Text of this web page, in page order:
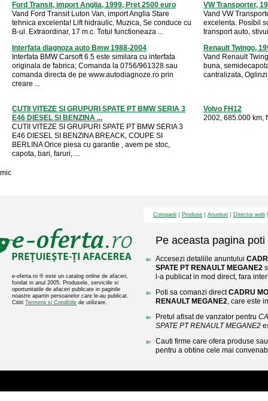
Ford Transit, import Anglia, 1999, Pret 2500 euro
Vand Ford Transit Luton Van, import Anglia Stare
tehnica excelenta! Lift hidraulic, Muzica, Se conduce cu
B-ul. Extraordinar, 17 m.c. Totul functioneaza ...
VW Transporter,
Vand VW
excelenta. Posibil
transport auto,
Interfata diagnoza auto Bmw 1988-2004
Interfata BMW Carsoft 6.5 este similara cu interfata
originala de fabrica; Comanda la 0756/961328 sau
comanda directa de pe www.autodiagnoze.ro prin
creare ...
Renault Twingo,
Vand Renault
buna,
cantralizata,
CUTII VITEZE SI GRUPURI SPATE PT BMW SERIA 3
E46 DIESEL SI BENZINA ...
CUTII VITEZE SI GRUPURI SPATE PT BMW SERIA 3
E46 DIESEL SI BENZINA BREACK, COUPE SI
BERLINA Orice piesa cu garantie , avem pe stoc,
capota, bari, faruri, ...
Volvo FH12
2002, 685.000 km,
mic
e-oferta.ro ® este un catalog online de afaceri,
fondat in anul 2005. Produsele, serviciile si
oportunitatile de afaceri publicate in paginile
noastre apartin persoanelor care le-au publicat.
Cititi Termenii si Conditiile de utilizare.
Companii Produse Anunturi Director web
Pe aceasta pagina poti
Accesezi detaliile anuntului
SPATE PT RENAULT MEGANE2
l-a publicat in mod direct, fara
Poti sa comanzi directCADRU
RENAULT MEGANE2, care este
Pretul afisat de vanzator pentru
SPATE PT RENAULT MEGANE2
Cauti firme care ofera produse
pentru a obtine cele mai